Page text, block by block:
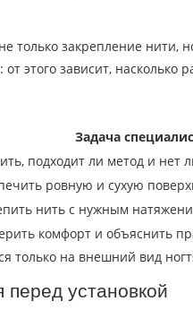
только закрепление нити,
этого зависит, насколько
Задача
подходит ли метод и нет
ровную и сухую
нить с нужным
комфорт и объяснить
только на внешний вид
перед установкой